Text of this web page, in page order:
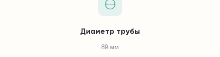
Диаметр трубы
89 мм